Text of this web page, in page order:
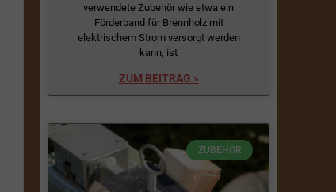
verwendete Zubehör wie etwa ein
Förderband für Brennholz mit
elektrischem Strom versorgt werden
kann, ist
ZUM BEITRAG »
ZUBEHÖR